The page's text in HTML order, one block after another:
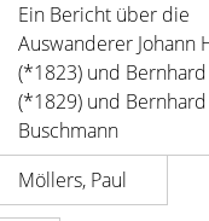
Ein Bericht über die
Auswanderer Johann
(*1823) und
(*1829) und Bernhard
Buschmann
Möllers, Paul